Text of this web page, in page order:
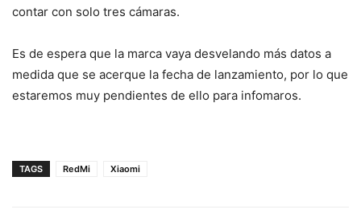
contar con solo tres cámaras.
Es de espera que la marca vaya desvelando más datos a
medida que se acerque la fecha de lanzamiento, por lo que
estaremos muy pendientes de ello para infomaros.
TAGS RedMi Xiaomi